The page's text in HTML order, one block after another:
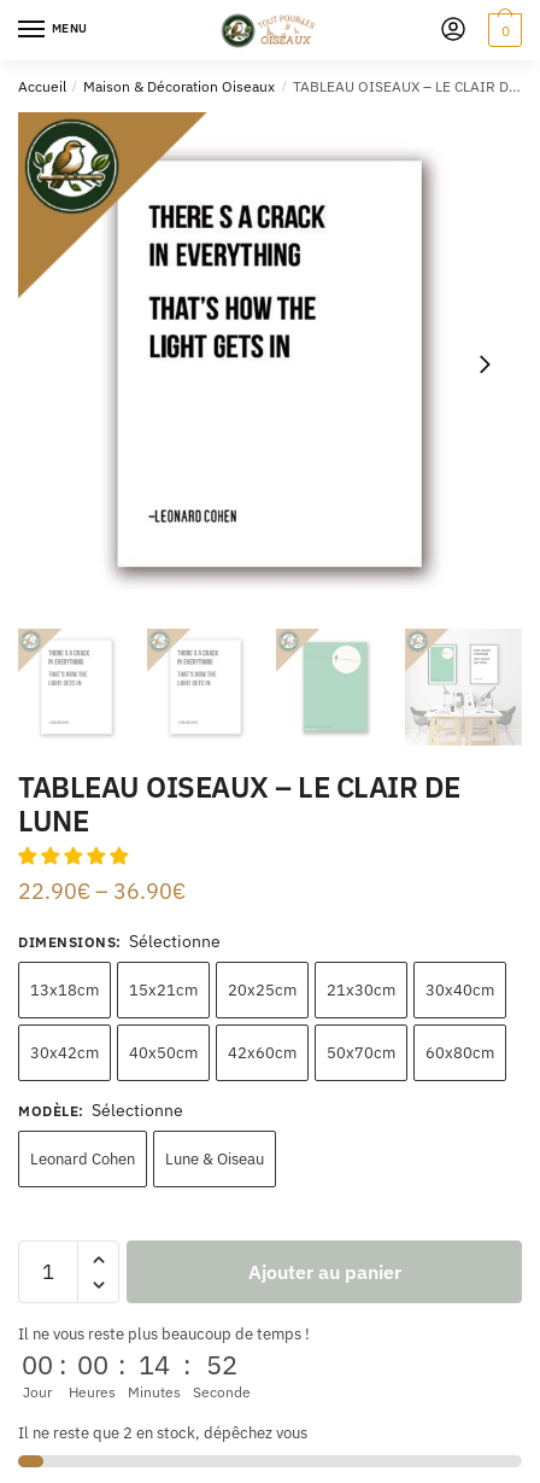
MENU 0
Accueil / Maison & Décoration Oiseaux / TABLEAU OISEAUX – LE CLAIR DE LUNE
TABLEAU OISEAUX – LE CLAIR DE
LUNE
22.90€– 36.90€
DIMENSIONS: Sélectionne
13x18cm 15x21cm 20x25cm 21x30cm 30x40cm
30x42cm 40x50cm 42x60cm 50x70cm 60x80cm
MODÈLE: Sélectionne
Leonard Cohen Lune & Oiseau
Ajouter au panier
Il ne vous reste plus beaucoup de temps !
00
Jour
: 00
Heures
: 14
Minutes
: 52
Seconde
Il ne reste que 2 en stock, dépêchez vous